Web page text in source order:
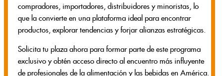
compradores, importadores, distribuidores y minoristas, lo
que la convierte en una plataforma ideal para encontrar
productos, explorar tendencias y forjar alianzas estratégicas.
Solicita tu plaza ahora para formar parte de este programa
exclusivo y obtén acceso directo al encuentro más influyente
de profesionales de la alimentación y las bebidas en América.